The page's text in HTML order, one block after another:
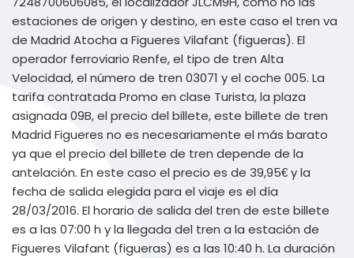
estaciones de origen y destino, en este caso el tren va
de Madrid Atocha a Figueres Vilafant (figueras). El
operador ferroviario Renfe, el tipo de tren Alta
Velocidad, el número de tren 03071 y el coche 005. La
tarifa contratada Promo en clase Turista, la plaza
asignada 09B, el precio del billete, este billete de tren
Madrid Figueres no es necesariamente el más barato
ya que el precio del billete de tren depende de la
antelación. En este caso el precio es de 39,95€ y la
fecha de salida elegida para el viaje es el día
28/03/2016. El horario de salida del tren de este billete
es a las 07:00 h y la llegada del tren a la estación de
Figueres Vilafant (figueras) es a las 10:40 h. La duración